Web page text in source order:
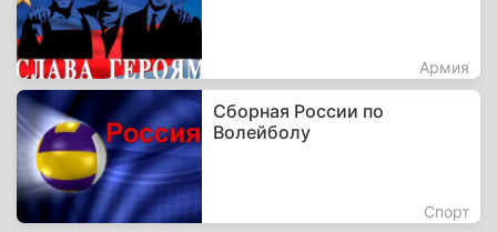
Армия
Сборная России по
Волейболу
Спорт